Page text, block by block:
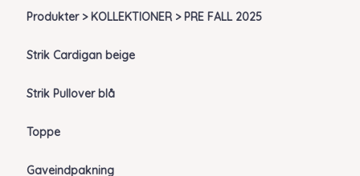
Produkter > KOLLEKTIONER > PRE FALL 2025
Strik Cardigan beige
Strik Pullover blå
Toppe
Gaveindpakning